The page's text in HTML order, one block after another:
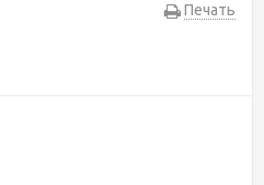
Печать